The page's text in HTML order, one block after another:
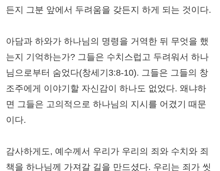
든지 그분 앞에서 두려움을 갖든지 하게 되는 것이다.
아담과 하와가 하나님의 명령을 거역한 뒤 무엇을 했
는지 기억하는가? 그들은 수치스럽고 두려워서 하나
님으로부터 숨었다(창세기3:8-10). 그들은 그들의 창
조주에게 이야기할 자신감이 하나도 없었다. 왜냐하
면 그들은 고의적으로 하나님의 지시를 어겼기 때문
이다.
감사하게도, 예수께서 우리가 우리의 죄와 수치와 죄
책을 하나님께 가져갈 길을 만드셨다. 우리는 죄가 씻